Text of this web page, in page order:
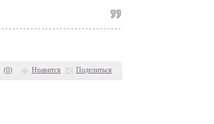
(0) Нравится Поделиться